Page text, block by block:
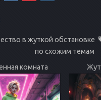
в жуткой обстановке
по схожим темам
комната